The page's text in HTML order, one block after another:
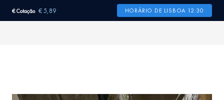
€ Cotação € 5,89 HORÁRIO DE LISBOA 12:30